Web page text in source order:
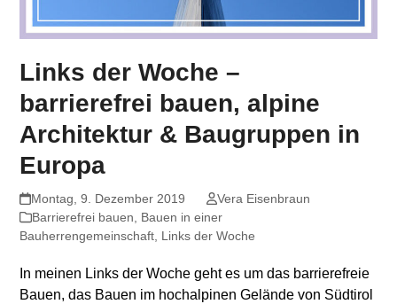
Links der Woche –
barrierefrei bauen, alpine
Architektur & Baugruppen in
Europa
Montag, 9. Dezember 2019
Vera Eisenbraun
Barrierefrei bauen, Bauen in einer
Bauherrengemeinschaft, Links der Woche
In meinen Links der Woche geht es um das barrierefreie
Bauen, das Bauen im hochalpinen Gelände von Südtirol